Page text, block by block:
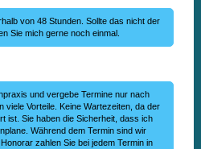
von 48 Stunden. Sollte das nicht der
Sie mich gerne noch einmal.
und vergebe Termine nur nach
viele Vorteile. Keine Wartezeiten, da der
ist. Sie haben die Sicherheit, dass ich
Während dem Termin sind wir
zahlen Sie bei jedem Termin in